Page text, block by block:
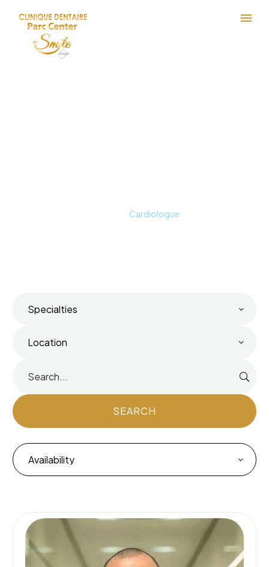
Cardiologue
Specialties
Location
SEARCH
Availability